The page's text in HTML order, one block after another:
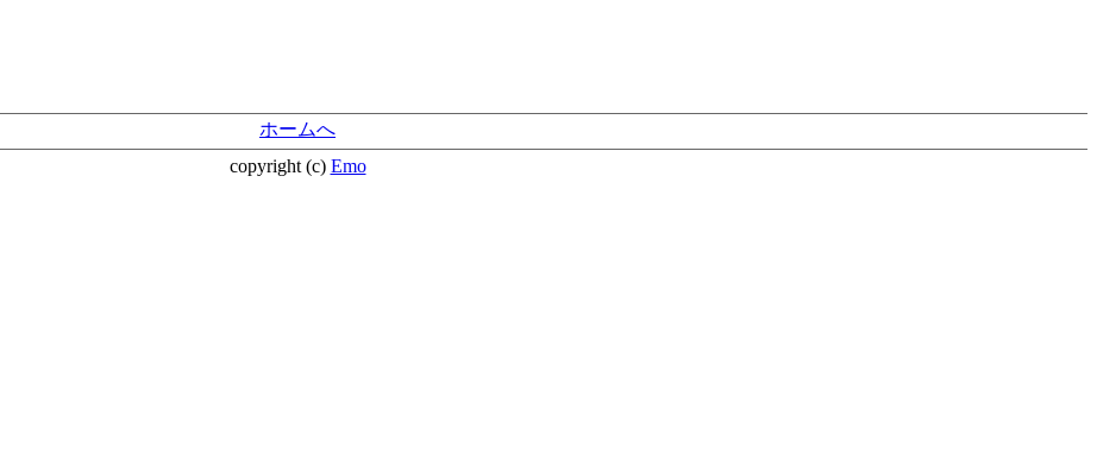
ホームへ
copyright (c) Emo